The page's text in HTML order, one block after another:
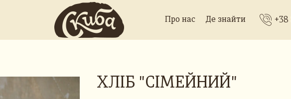
Про нас Де знайти +38
ХЛІБ "СІМЕЙНИЙ"